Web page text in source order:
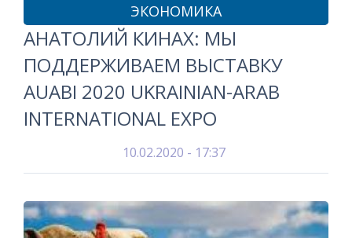
ЭКОНОМИКА
АНАТОЛИЙ КИНАХ: МЫ
ПОДДЕРЖИВАЕМ ВЫСТАВКУ
AUABI 2020 UKRAINIAN-ARAB
INTERNATIONAL EXPO
10.02.2020 - 17:37